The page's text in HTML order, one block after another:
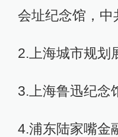
会址纪念馆，中
2.上海城市规划
3.上海鲁迅纪念
4.浦东陆家嘴金